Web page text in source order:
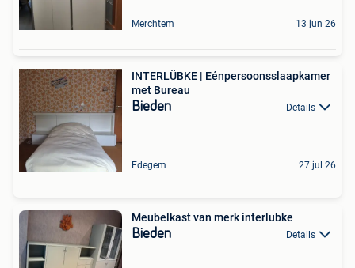
Merchtem 13 jun 26
INTERLÜBKE | Eénpersoonsslaapkamer
met Bureau
Bieden Details
Edegem 27 jul 26
Meubelkast van merk interlubke
Bieden Details